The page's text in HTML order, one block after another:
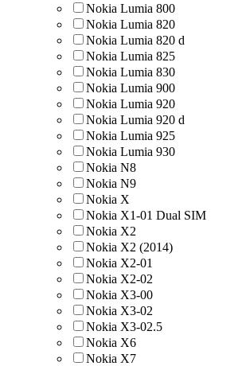
Nokia Lumia 800
Nokia Lumia 820
Nokia Lumia 820 d
Nokia Lumia 825
Nokia Lumia 830
Nokia Lumia 900
Nokia Lumia 920
Nokia Lumia 920 d
Nokia Lumia 925
Nokia Lumia 930
Nokia N8
Nokia N9
Nokia X
Nokia X1-01 Dual SIM
Nokia X2
Nokia X2 (2014)
Nokia X2-01
Nokia X2-02
Nokia X3-00
Nokia X3-02
Nokia X3-02.5
Nokia X6
Nokia X7